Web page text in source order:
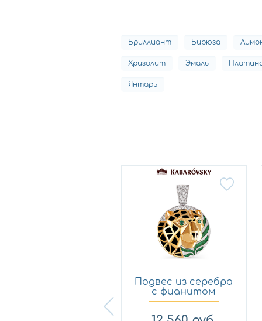
Бриллиант Бирюза
Хризолит Эмаль
Янтарь
Подвес из серебра
с фианитом
KABAROVS...